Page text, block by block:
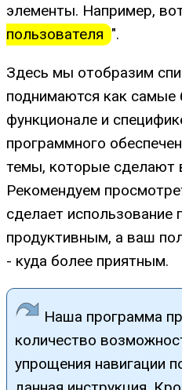
элементы. Например,
пользователя ".
Здесь мы отобразим
поднимаются как
функционале и
программного
темы, которые сделают
Рекомендуем
сделает
продуктивным, а ваш
- куда более приятным.
Наша программа
количество
упрощения навигации